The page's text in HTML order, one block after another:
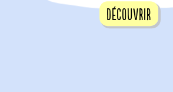
Découvrir